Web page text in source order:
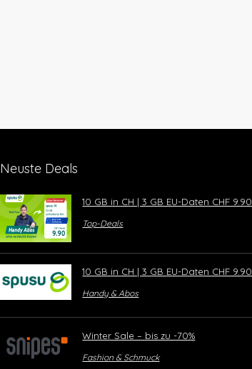
Neuste Deals
10 GB in CH | 3 GB EU-Daten CHF 9.90
Top-Deals
10 GB in CH | 3 GB EU-Daten CHF 9.90
Handy & Abos
Winter Sale – bis zu -70%
Fashion & Schmuck